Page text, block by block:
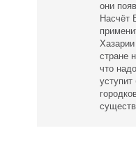
они
Насчёт
стране
что